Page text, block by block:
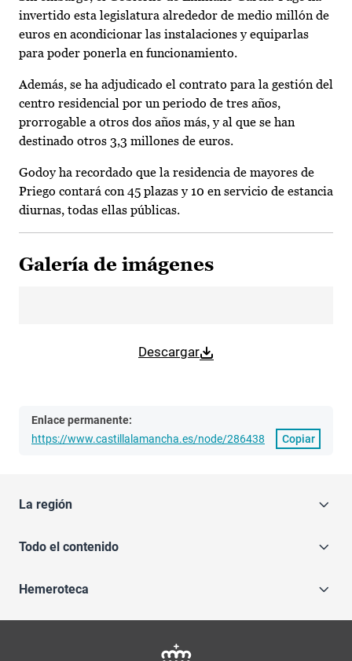
invertido esta legislatura alrededor de medio millón de
euros en acondicionar las instalaciones y equiparlas
para poder ponerla en funcionamiento.
Además, se ha adjudicado el contrato para la gestión del
centro residencial por un periodo de tres años,
prorrogable a otros dos años más, y al que se han
destinado otros 3,3 millones de euros.
Godoy ha recordado que la residencia de mayores de
Priego contará con 45 plazas y 10 en servicio de estancia
diurnas, todas ellas públicas.
Galería de imágenes
Descargar
Enlace permanente:
https://www.castillalamancha.es/node/286438
Copiar
La región
Todo el contenido
Hemeroteca